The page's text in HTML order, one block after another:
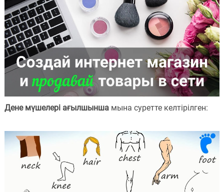
Хабарландыру
тақтасы
Кіру
Қазақша-
ағылшынша
сөздік
Ағылшынша-
Пәндер
Дене мүшелері ағылшыншамына суретте келтірілген: